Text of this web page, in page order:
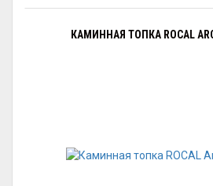
КАМИННАЯ ТОПКА ROCAL